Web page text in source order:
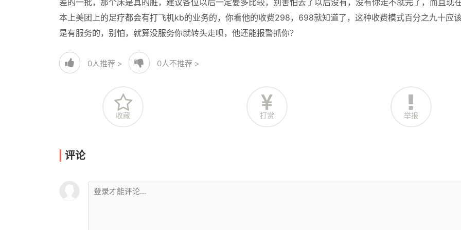
差的一批，那个床是真的脏，建议各位以后一定要多比较，别害怕去了以后没有，没有你走不就完了，而且现
本上美团上的足疗都会有打飞机kb的业务的，你看他的收费298，698就知道了，这种收费模式百分之九十应
是有服务的，别怕，就算没服务你就转头走呗，他还能报警抓你？
0人推荐 > 0人不推荐 >
收藏 打赏 举报
评论